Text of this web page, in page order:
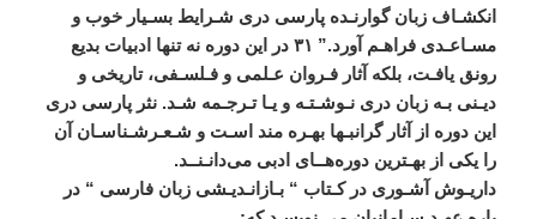
انکشـاف زبان گوارنـده پارسی دری شـرايط بسـيار خوب و
مسـاعـدی فراهـم آورد.” ۳۱ در اين دوره نه تنها ادبيات بديع
رونق يافـت، بلکه آثار فـروان عـلمی و فـلسـفی، تاريخی و
ديـنی بـه زبان دری نـوشـتـه و يـا تـرجـمه شـد.نثر پارسی دری
اين دوره از آثار گرانبـها بهـره مند اسـت و شـعـرشـناسـان آن
را
يکی از بهـترين دورههــای ادبی میدانـنــد.
داريـوش آشـوری در کـتاب “بـازانـديـشی زبان فارسی “در